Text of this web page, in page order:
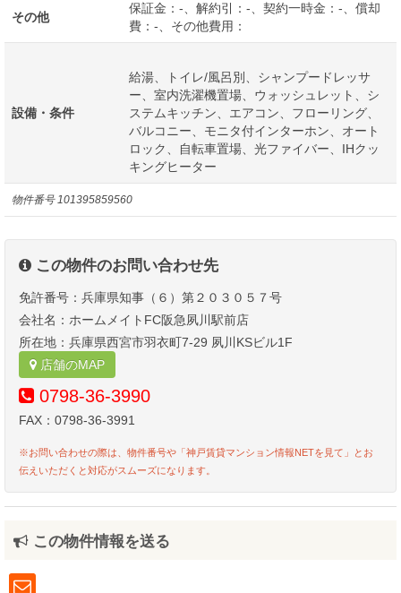
物件番号101395859560
その他
保証金：-、解約引：-、契約一時金：-、償却
費：-、その他費用：
設備・条件
給湯、トイレ/風呂別、シャンプードレッサ
ー、室内洗濯機置場、ウォッシュレット、シ
ステムキッチン、エアコン、フローリング、
バルコニー、モニタ付インターホン、オート
ロック、自転車置場、光ファイバー、IHクッ
キングヒーター
この物件のお問い合わせ先
免許番号：兵庫県知事（６）第２０３０５７号
会社名：ホームメイトFC阪急夙川駅前店
所在地：兵庫県西宮市羽衣町7-29 夙川KSビル1F
店舗のMAP
0798-36-3990
FAX：0798-36-3991
※お問い合わせの際は、物件番号や「神戸賃貸マンション情報NETを見て」とお
伝えいただくと対応がスムーズになります。
この物件情報を送る